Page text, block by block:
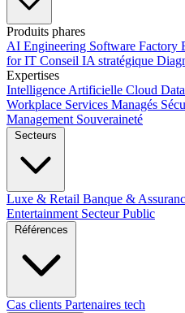
Produits phares
AI Engineering Software Factory
for IT Conseil IA stratégique
Expertises
Intelligence Artificielle Cloud Data
Workplace Services Managés
Management Souveraineté
Secteurs
Luxe & Retail Banque &
Entertainment Secteur Public
Références
Cas clients Partenaires tech